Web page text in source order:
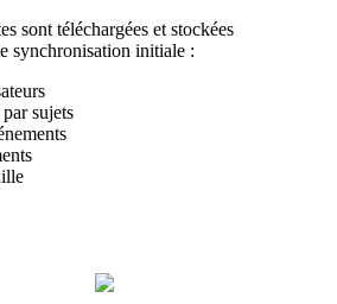
sont téléchargées et stockées
synchronisation initiale :
par sujets
nements